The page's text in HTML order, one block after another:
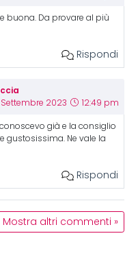
buona. Da provare al più
Rispondi
Settembre 2023 12:49 pm
conoscevo già e la consiglio
gustosissima. Ne vale la
Rispondi
Mostra altri commenti »